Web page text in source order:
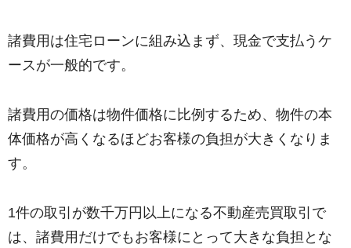
諸費用は住宅ローンに組み込まず、現金で支払うケ
ースが一般的です。
諸費用の価格は物件価格に比例するため、物件の本
体価格が高くなるほどお客様の負担が大きくなりま
す。
1件の取引が数千万円以上になる不動産売買取引で
は、諸費用だけでもお客様にとって大きな負担とな